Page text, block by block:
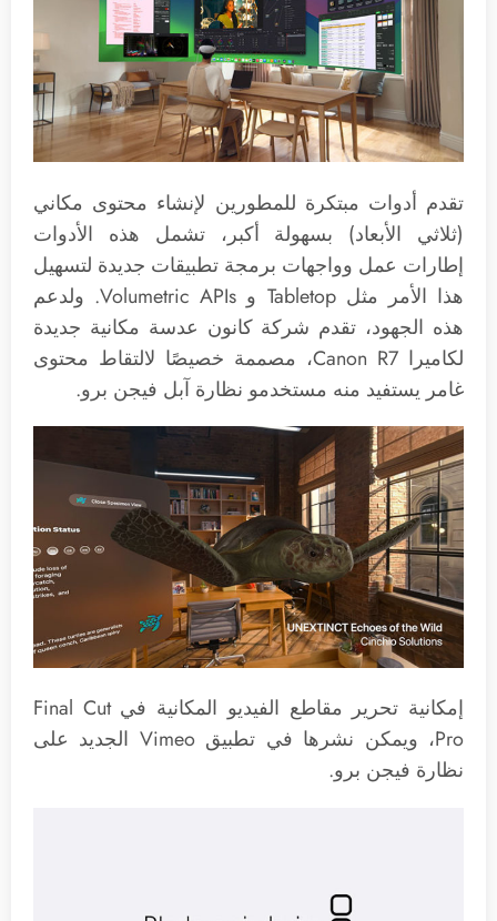
تقدم أدوات مبتكرة للمطورين لإنشاء محتوى مكاني
(ثلاثي الأبعاد) بسهولة أكبر، تشمل هذه الأدوات
إطارات عمل وواجهات برمجة تطبيقات جديدة لتسهيل
هذا الأمر مثل Tabletop و Volumetric APIs. ولدعم
هذه الجهود، تقدم شركة كانون عدسة مكانية جديدة
لكاميرا Canon R7، مصممة خصيصًا لالتقاط محتوى
غامر يستفيد منه مستخدمو نظارة آبل فيجن برو.
إمكانية تحرير مقاطع الفيديو المكانية في Final Cut
Pro، ويمكن نشرها في تطبيق Vimeo الجديد على
نظارة فيجن برو.